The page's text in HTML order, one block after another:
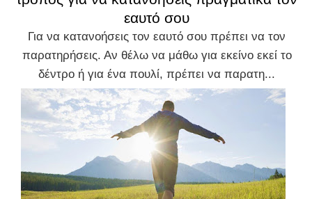
εαυτό σου
Για να κατανοήσεις τον εαυτό σου πρέπει να τον
παρατηρήσεις. Αν θέλω να μάθω για εκείνο εκεί το
δέντρο ή για ένα πουλί, πρέπει να παρατη...